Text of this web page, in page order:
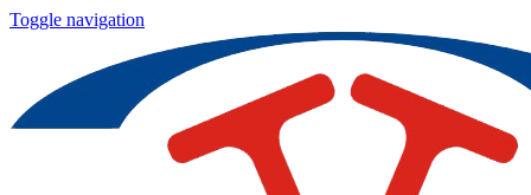
Toggle navigation